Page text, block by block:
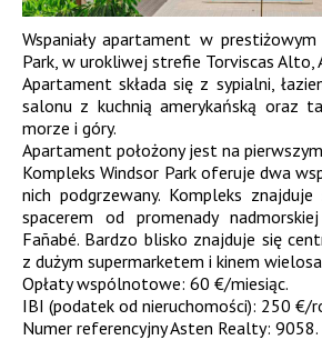
Wspaniały apartament w
Park, w urokliwej strefie Torviscas Alto,
Apartament składa się z sypialni,
salonu z kuchnią amerykańską oraz
morze i góry.
Apartament położony jest na
Kompleks Windsor Park oferuje dwa
nich podgrzewany. Kompleks
spacerem od promenady
Fañabé. Bardzo blisko znajduje się
z dużym supermarketem i kinem
Opłaty wspólnotowe: 60 €/miesiąc.
IBI (podatek od nieruchomości): 250 €/
Numer referencyjny Asten Realty: 9058.